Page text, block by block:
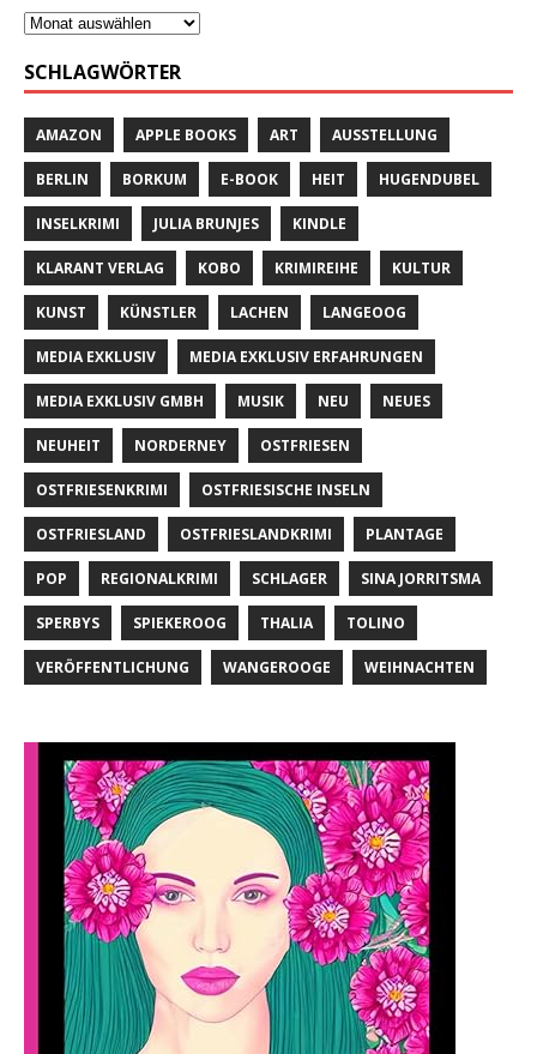
SCHLAGWÖRTER
AMAZON APPLE BOOKS ART AUSSTELLUNG
BERLIN BORKUM E-BOOK HEIT HUGENDUBEL
INSELKRIMI JULIA BRUNJES KINDLE
KLARANT VERLAG KOBO KRIMIREIHE KULTUR
KUNST KÜNSTLER LACHEN LANGEOOG
MEDIA EXKLUSIV MEDIA EXKLUSIV ERFAHRUNGEN
MEDIA EXKLUSIV GMBH MUSIK NEU NEUES
NEUHEIT NORDERNEY OSTFRIESEN
OSTFRIESENKRIMI OSTFRIESISCHE INSELN
OSTFRIESLAND OSTFRIESLANDKRIMI PLANTAGE
POP REGIONALKRIMI SCHLAGER SINA JORRITSMA
SPERBYS SPIEKEROOG THALIA TOLINO
VERÖFFENTLICHUNG WANGEROOGE WEIHNACHTEN